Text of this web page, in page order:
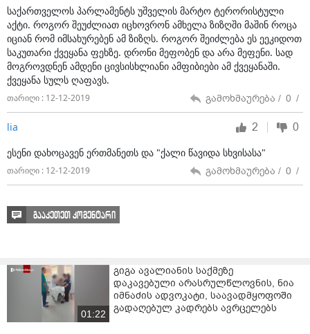
საპატრულო პოლიცია.
საქართველოს პარლამენტს უშველის მარტო ტერორისტული
აქტი. როგორ შეუძლიათ იცხოვრონ ამხელა ზიზღში მაშინ როცა
იციან რომ იმსახურებენ ამ ზიზღს. როგორ შეიძლება ეს ეეკიდოთ
საკუთარი ქვეყანა ფეხზე. დრონი მეფობენ და არა მეფენი. სად
მოგროვდნენ ამდენი ცივსისხლიანი ამფიბიები ამ ქვეყანაში.
ქვეყანა სულს ღაფავს.
თარიღი : 12-12-2019 გამოხმაურება / 0 /
lia 2 0
ესენი დახოცავენ ერთმანეთს და "ქალი წავიდა სხვისასა"
თარიღი : 12-12-2019 გამოხმაურება / 0 /
გააკეთეთ კომენტარი
01:22
გიგა ავალიანის საქმეზე
დაკავებული არასრულწლოვნის, ნია
იმნაძის ადვოკატი, საავადმყოფოში
გადაღებულ კადრებს ავრცელებს